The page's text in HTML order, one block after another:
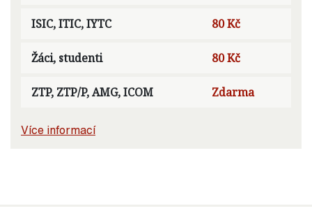
ISIC, ITIC, IYTC 80 Kč
Žáci, studenti 80 Kč
ZTP, ZTP/P, AMG, ICOM Zdarma
Více informací